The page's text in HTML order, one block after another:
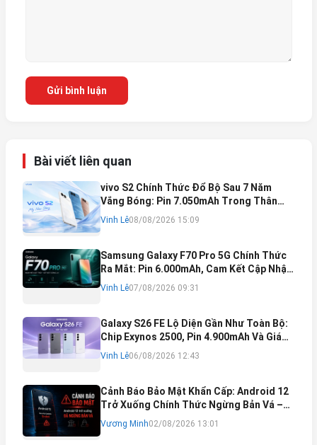
Gửi bình luận
Bài viết liên quan
vivo S2 Chính Thức Đổ Bộ Sau 7 Năm
Vắng Bóng: Pin 7.050mAh Trong Thân
Máy Mỏng Nhẹ Khó Tin
Vinh Lê08/08/2026 15:09
Samsung Galaxy F70 Pro 5G Chính Thức
Ra Mắt: Pin 6.000mAh, Cam Kết Cập Nhật
Phần Mềm 6 Năm
Vinh Lê07/08/2026 09:31
Galaxy S26 FE Lộ Diện Gần Như Toàn Bộ:
Chip Exynos 2500, Pin 4.900mAh Và Giá
Bán Dự Kiến
Vinh Lê06/08/2026 12:43
Cảnh Báo Bảo Mật Khẩn Cấp: Android 12
Trở Xuống Chính Thức Ngừng Bản Vá –
Rủi Ro Mất Tài Khoản Ngân Hàng & Cách
Khắc Phục
Vương Minh02/08/2026 13:01